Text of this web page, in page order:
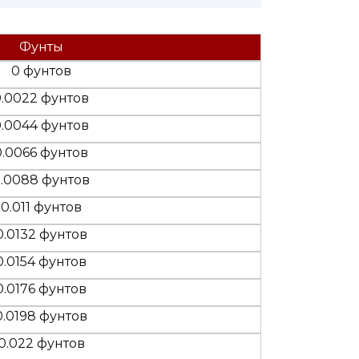
Фунты
0 фунтов
фунтов
фунтов
фунтов
фунтов
0.011 фунтов
фунтов
фунтов
фунтов
фунтов
фунтов